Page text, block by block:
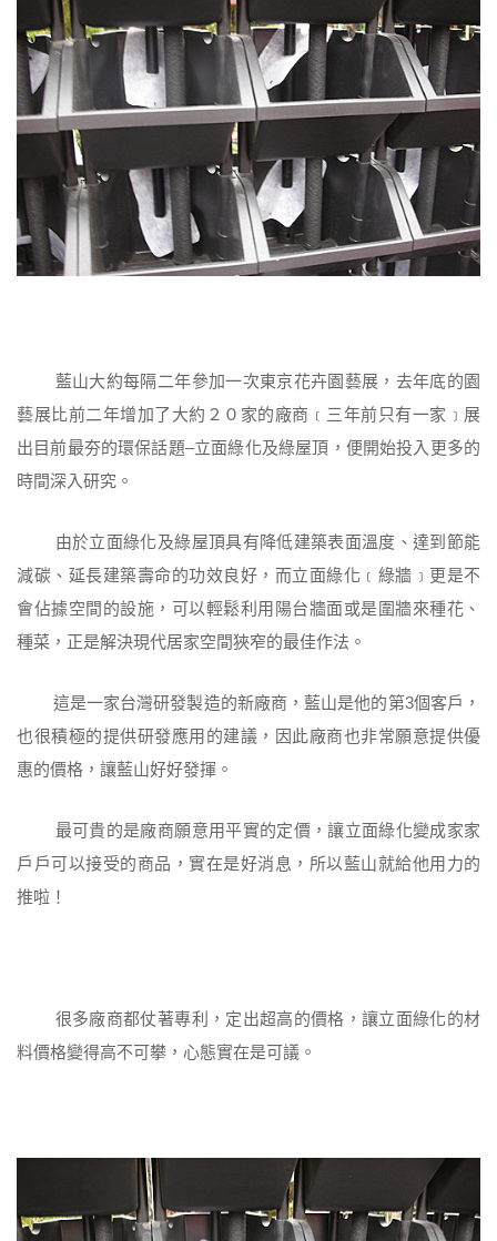
藍山大約每隔二年參加一次東京花卉園藝展，去年底的園
藝展比前二年增加了大約２０家的廠商﹝三年前只有一家﹞展
出目前最夯的環保話題–立面綠化及綠屋頂，便開始投入更多的
時間深入研究。
由於立面綠化及綠屋頂具有降低建築表面溫度、達到節能
減碳、延長建築壽命的功效良好，而立面綠化﹝綠牆﹞更是不
會佔據空間的設施，可以輕鬆利用陽台牆面或是圍牆來種花、
種菜，正是解決現代居家空間狹窄的最佳作法。
這是一家台灣研發製造的新廠商，藍山是他的第3個客戶，
也很積極的提供研發應用的建議，因此廠商也非常願意提供優
惠的價格，讓藍山好好發揮。
最可貴的是廠商願意用平實的定價，讓立面綠化變成家家
戶戶可以接受的商品，實在是好消息，所以藍山就給他用力的
推啦！
很多廠商都仗著專利，定出超高的價格，讓立面綠化的材
料價格變得高不可攀，心態實在是可議。